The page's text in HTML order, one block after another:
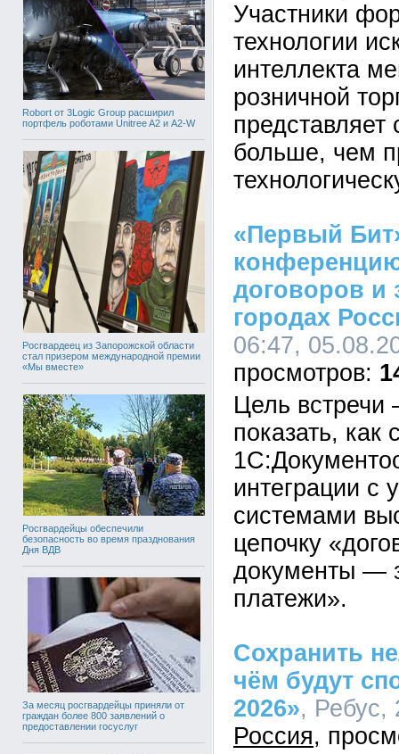
Robort от 3Logic Group расширил
портфель роботами Unitree A2 и A2-W
Росгвардеец из Запорожской области
стал призером международной премии
«Мы вместе»
Росгвардейцы обеспечили
безопасность во время празднования
Дня ВДВ
За месяц росгвардейцы приняли от
граждан более 800 заявлений о
предоставлении госуслуг
Участники
технологии
интеллекта
розничной
представляет
больше, чем
«Первый
договоров и
городах
06:47,
Цель встречи
показать,
интеграции с
системами
цепочку
документы —
платежи».
Сохранить
чём будут
2026», Ребус,
Россия